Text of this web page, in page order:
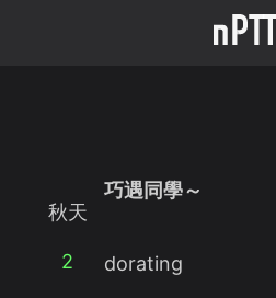
秋天
2
巧遇同學～
dorating